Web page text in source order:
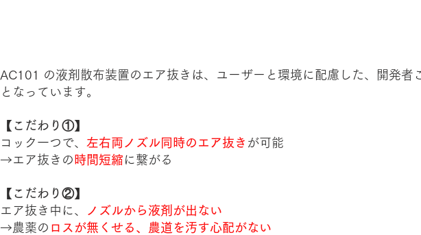
AC101 の液剤散布装置のエア抜きは、ユーザーと環境に配慮した、開発者
となっています。
【こだわり①】
コック一つで、 左右両ノズル同時のエア抜き が可能
→エア抜きの 時間短縮に繋がる
【こだわり②】
エア抜き中に、
ノズルから液剤が出ない
→農薬の ロスが無くせる、農道を汚す心配がない